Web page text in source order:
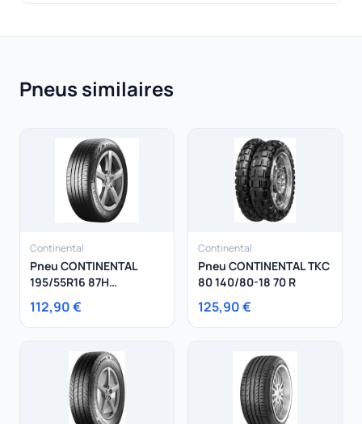
Pneus similaires
Continental
Pneu CONTINENTAL
195/55R16 87H
Ecocontact 6
112,90 €
Continental
Pneu CONTINENTAL TKC
80 140/80-18 70 R
125,90 €